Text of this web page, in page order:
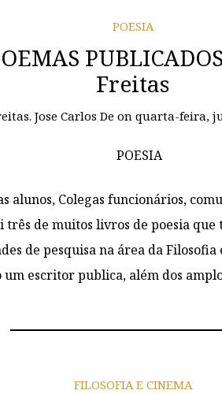
POESIA
Freitas
Jose Carlos De onquarta-feira,
alunos, Colegas funcionários,
três de muitos livros de poesia
de pesquisa na área da
escritor publica, além dos
FILOSOFIA E CINEMA